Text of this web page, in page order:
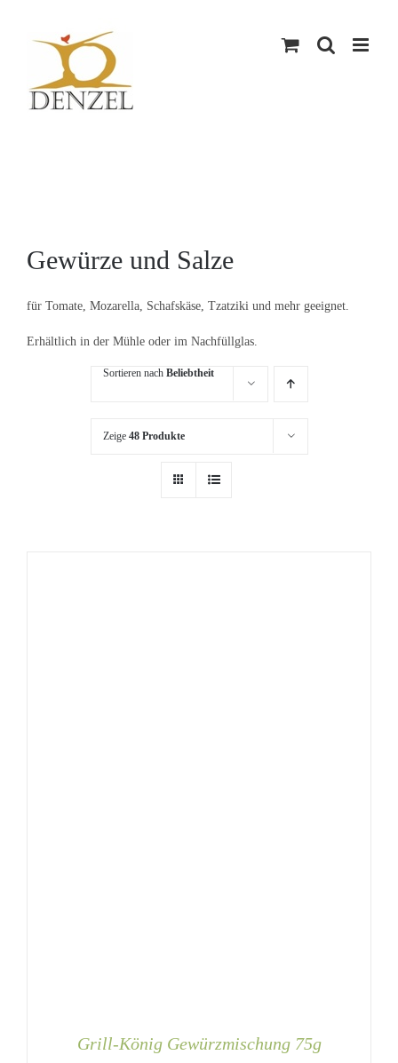
Gewürze und Salze
für Tomate, Mozarella, Schafskäse, Tzatziki und mehr geeignet.
Erhältlich in der Mühle oder im Nachfüllglas.
Sortieren nach Beliebtheit
Zeige 48 Produkte
Grill-König Gewürzmischung 75g